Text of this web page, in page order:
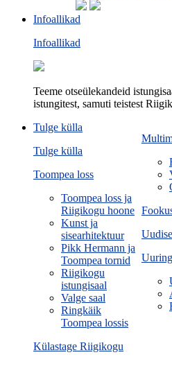
Infoallikad
Infoallikad
Teeme otseülekandeid
istungitest, samuti teistest
Tulge külla
Tulge külla
Toompea loss
Toompea loss ja
Riigikogu hoone
Kunst ja
sisearhitektuur
Pikk Hermann ja
Toompea tornid
Riigikogu
istungisaal
Valge saal
Ringkäik
Toompea lossis
Külastage Riigikogu